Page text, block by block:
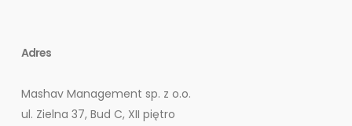
Adres
Mashav Management sp. z o.o.
ul. Zielna 37, Bud C, XII piętro